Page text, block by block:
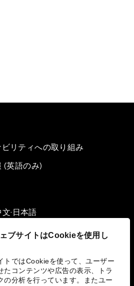
ブサイトはCookieを使用し
トではCookieを使って、ユーザー
たコンテンツや広告の表示、トラ
の分析を行っています。またユー
リティへの取り組み
(英語のみ)
文▪ 日本語